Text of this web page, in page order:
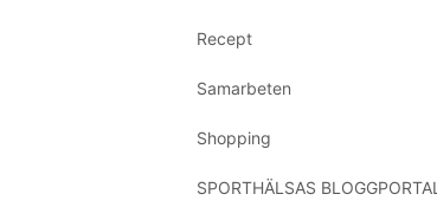
Recept
Samarbeten
Shopping
SPORTHÄLSAS BLOGGPORTAL